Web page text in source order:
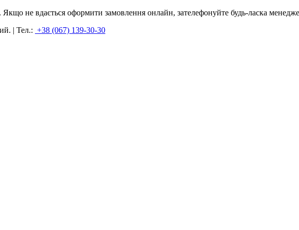
Якщо не вдається оформити замовлення онлайн, зателефонуйте будь-ласка
| Тел.: +38 (067) 139-30-30